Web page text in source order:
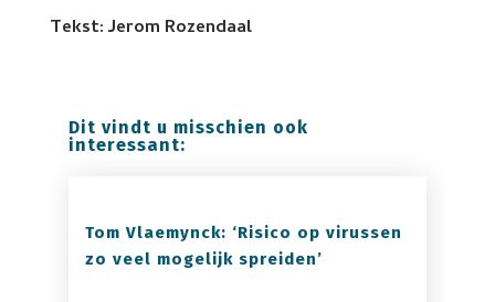
Tekst: Jerom Rozendaal
Dit vindt u misschien ook
interessant:
Tom Vlaemynck: ‘Risico op virussen
zo veel mogelijk spreiden’